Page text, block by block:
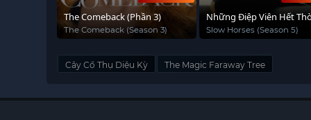
The Comeback (Phần 3)
The Comeback (Season 3)
Những Điệp Viên Hết
(Phần 5)
Slow Horses (Season 5)
Cây Cổ Thụ Diệu Kỳ The Magic Faraway Tree